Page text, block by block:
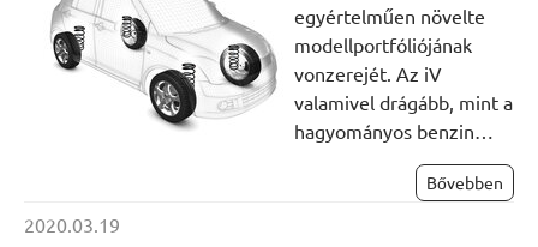
egyértelműen növelte
modellportfóliójának
vonzerejét. Az iV
valamivel drágább, mint a
hagyományos benzin…
Bővebben
2020.03.19